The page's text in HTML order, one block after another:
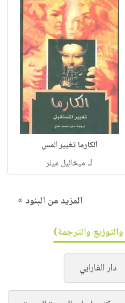
الكارما تغيير المس
لـ ميخائيل ميلر
المزيد من البنود »
والترجمة)
دار الفارابي